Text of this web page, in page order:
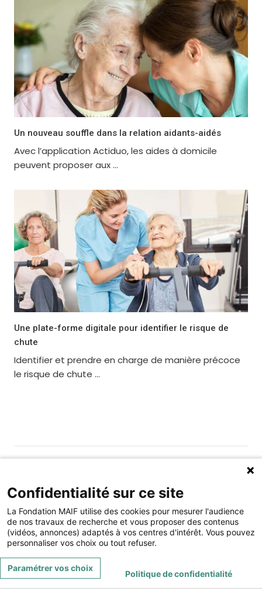
Un nouveau souffle dans la relation aidants-aidés
Avec l’application Actiduo, les aides à domicile
peuvent proposer aux ...
Une plate-forme digitale pour identifier le risque de
chute
Identifier et prendre en charge de manière précoce
le risque de chute ...
Fondation MAIF
275 rue du Stade, 79180 CHAURAY
Téléphone : 05.49.73.87.04
Contact Mentions légales
Confidentialité sur ce site
La Fondation MAIF utilise des cookies pour mesurer l'audience
de nos travaux de recherche et vous proposer des contenus
(vidéos, annonces) adaptés à vos centres d'intérêt. Vous pouvez
personnaliser vos choix ou tout refuser.
Paramétrer vos choix
Politique de confidentialité